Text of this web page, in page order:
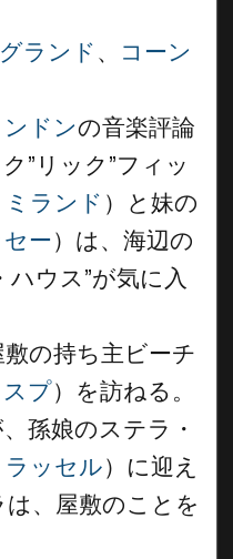
ランド 、
コーン
ンドンの音楽評論
”リック”フィッ
ミランド ）と妹の
ー）は、海辺の
ハウス”が気に入
の持ち主ビーチ
プ）を訪ねる。
孫娘のステラ・
ッセル）に迎え
、屋敷のことを